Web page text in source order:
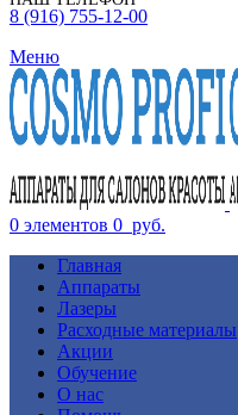
8 (916) 755-12-00
Меню
0 элементов 0 руб.
Главная
Аппараты
Лазеры
Расходные материалы
Акции
Обучение
О нас